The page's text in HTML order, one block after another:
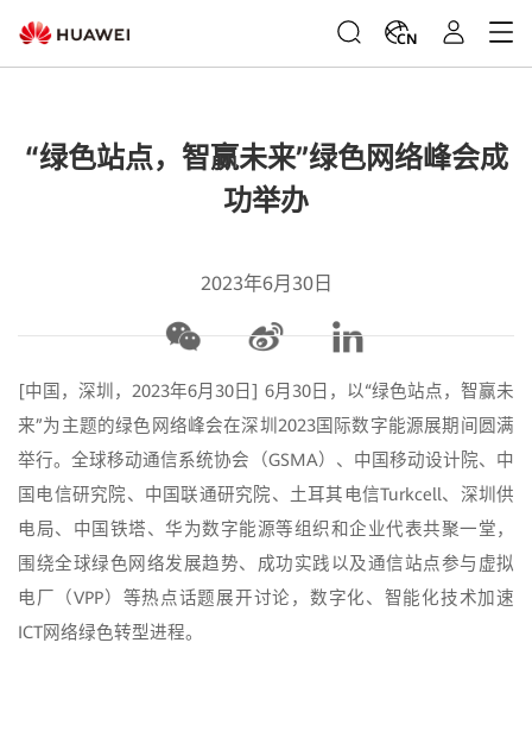
CN
“绿色站点，智赢未来”绿色网络峰会成
功举办
2023年6月30日
[中国，深圳，2023年6月30日] 6月30日，以“绿色站点，智赢未
来”为主题的绿色网络峰会在深圳2023国际数字能源展期间圆满
举行。全球移动通信系统协会（GSMA）、中国移动设计院、中
国电信研究院、中国联通研究院、土耳其电信Turkcell、深圳供
电局、中国铁塔、华为数字能源等组织和企业代表共聚一堂，
围绕全球绿色网络发展趋势、成功实践以及通信站点参与虚拟
电厂（VPP）等热点话题展开讨论，数字化、智能化技术加速
ICT网络绿色转型进程。